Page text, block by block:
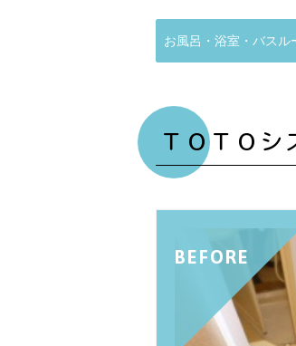
お風呂・浴室・バスル
ＴＯＴＯシ
BEFORE